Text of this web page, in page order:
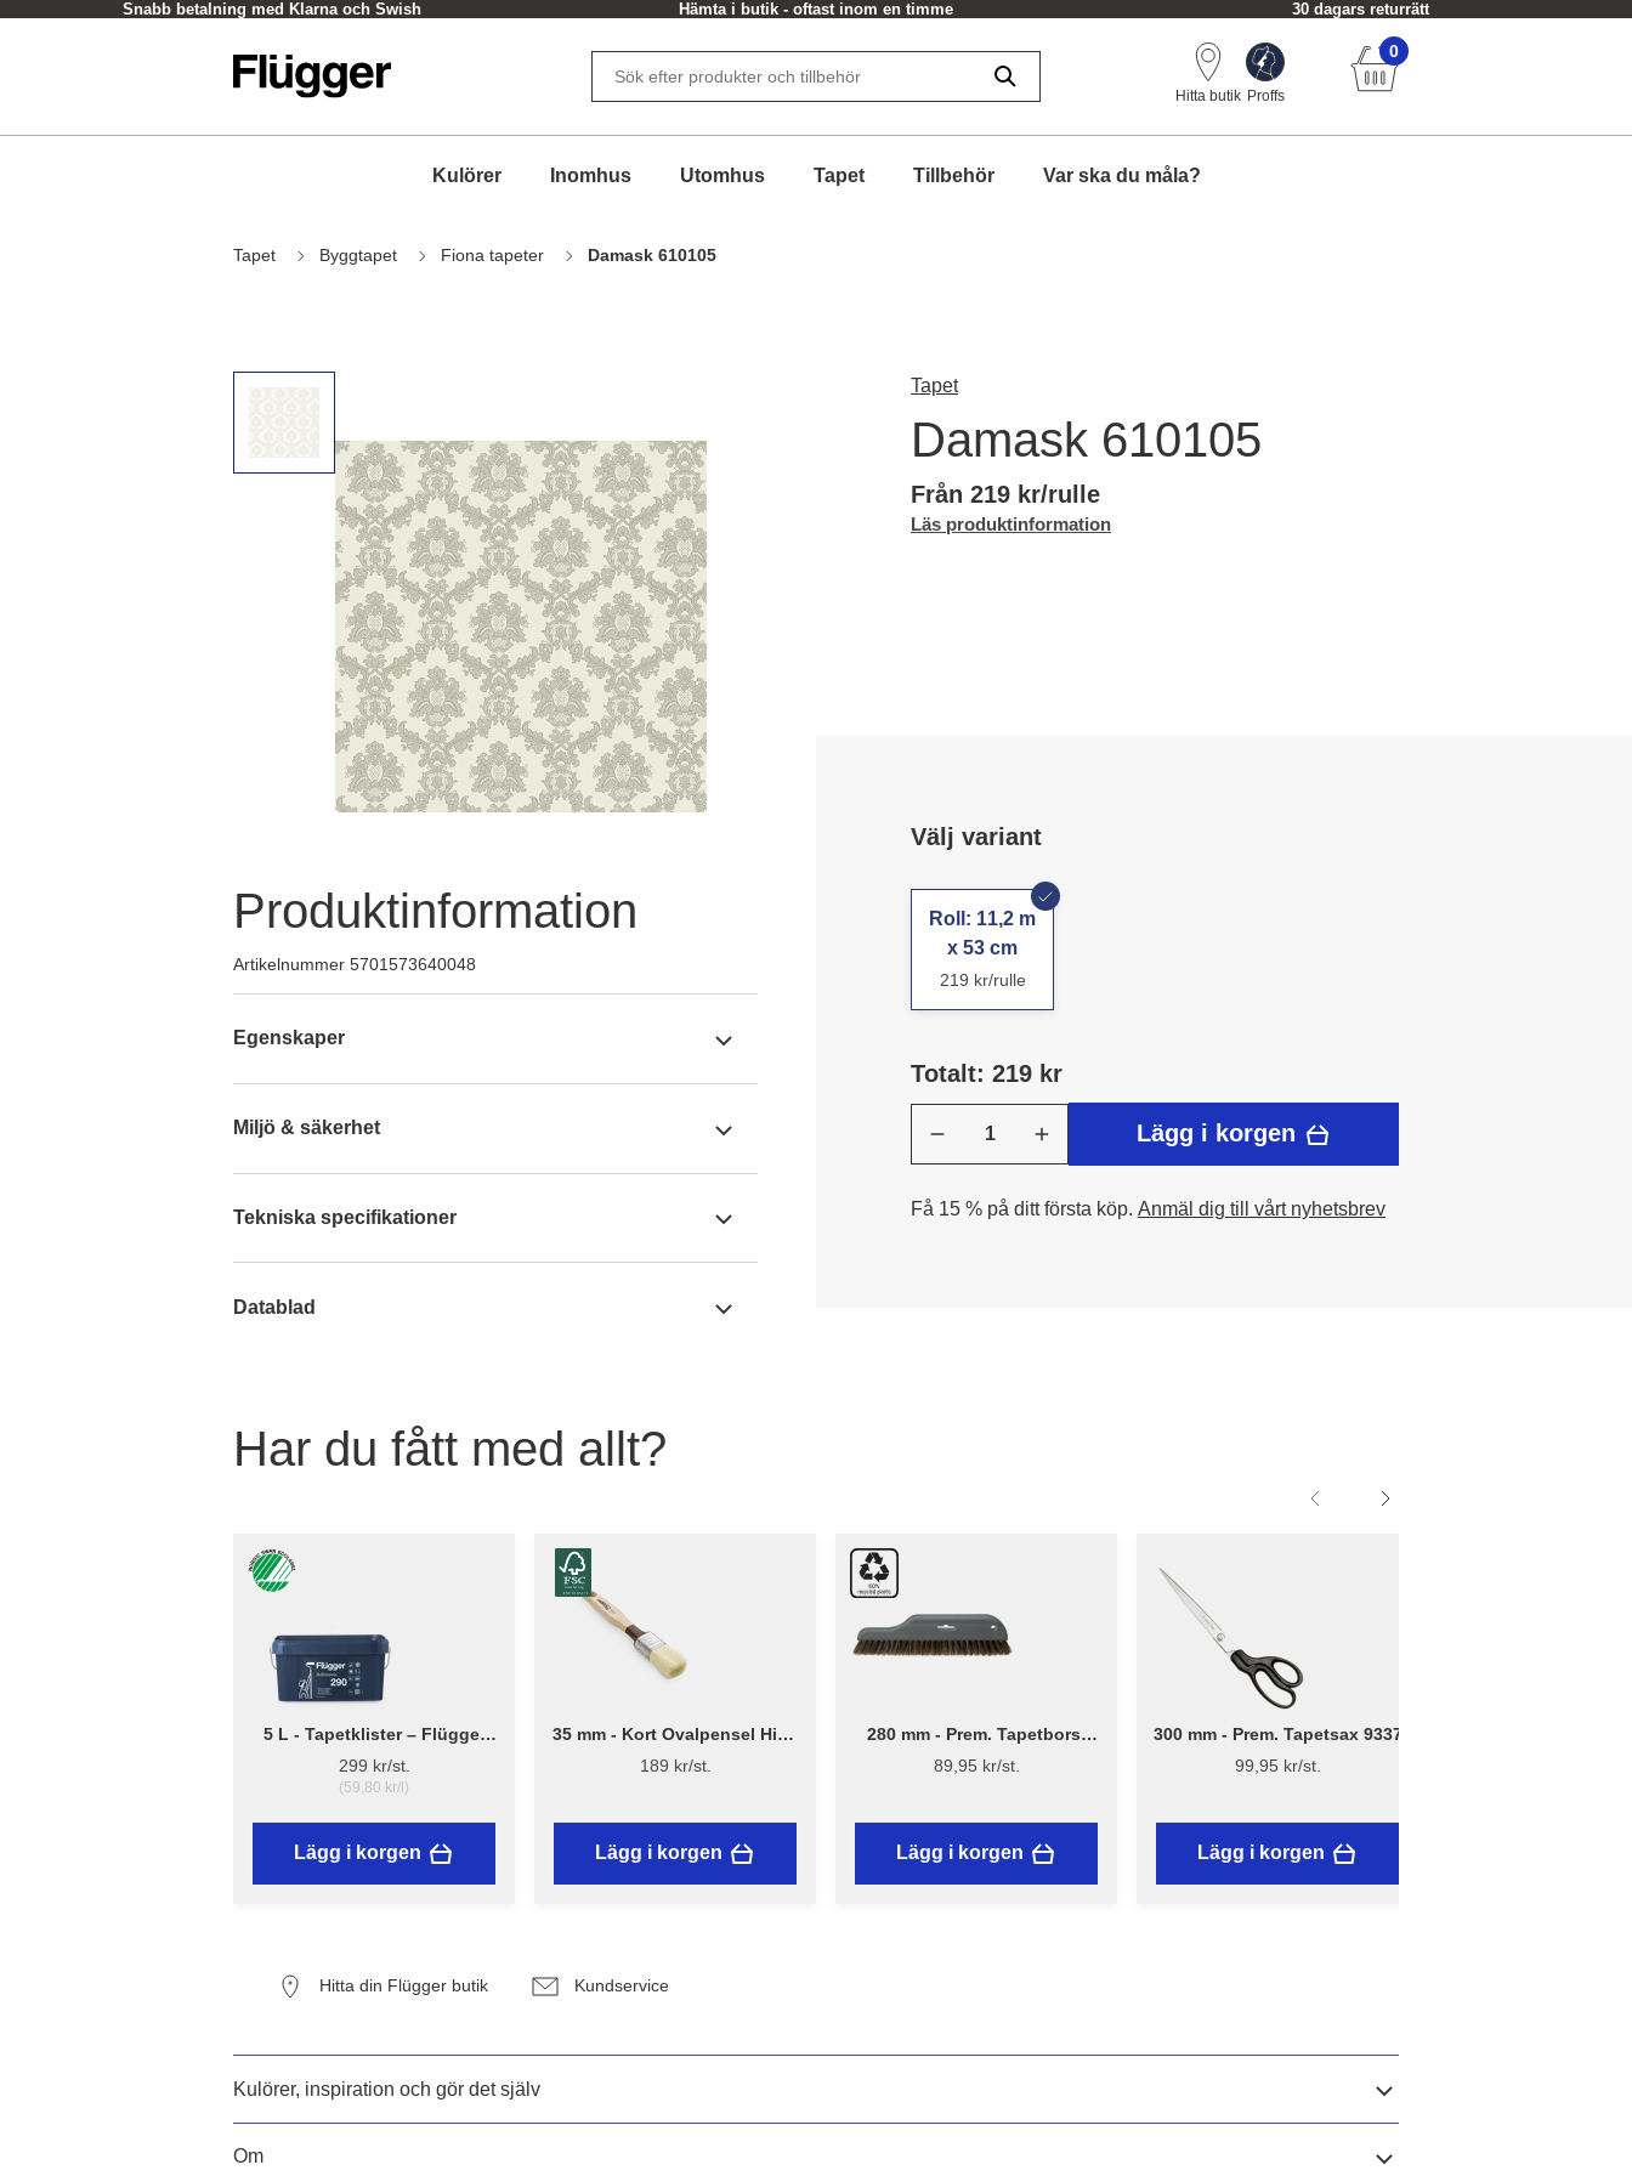
Snabb betalning med Klarna och Swish Hämta i butik - oftast inom en timme 30 dagars returrätt
Hitta butik Proffs
0
Kulörer Inomhus Utomhus Tapet Tillbehör Var ska du måla?
Tapet Byggtapet Fiona tapeter Damask 610105
Produktinformation
Artikelnummer 5701573640048
Egenskaper
Miljö & säkerhet
Tekniska specifikationer
Datablad
Tapet
Damask 610105
Från 219 kr/rulle
Läs produktinformation
Välj variant
Roll: 11,2 m
x 53 cm
219 kr/rulle
Totalt: 219 kr
Lägg i korgen
Få 15 % på ditt första köp. Anmäl dig till vårt nyhetsbrev
Har du fått med allt?
5 L - Tapetklister – Flügger
Adhesive 290
299 kr/st.
(59,80 kr/l)
Lägg i korgen
35 mm - Kort Ovalpensel High
Finish 1179 - Flügger
189 kr/st.
Lägg i korgen
280 mm - Prem. Tapetborst
3540
89,95 kr/st.
Lägg i korgen
300 mm - Prem. Tapetsax 9337
99,95 kr/st.
Lägg i korgen
Hitta din Flügger butik Kundservice
Kulörer, inspiration och gör det själv
Om